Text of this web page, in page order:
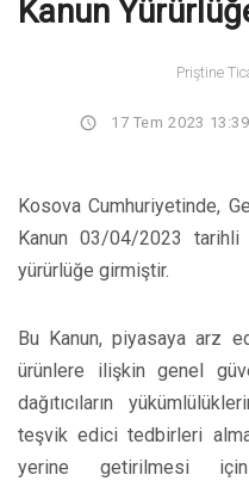
Kanun
Priştine
17 Tem 2023 13:39
Kosova Cumhuriyetinde,
Kanun 03/04/2023 tarihli
yürürlüğe girmiştir.
Bu Kanun, piyasaya arz
ürünlere ilişkin genel
dağıtıcıların
teşvik edici tedbirleri
yerine getirilmesi